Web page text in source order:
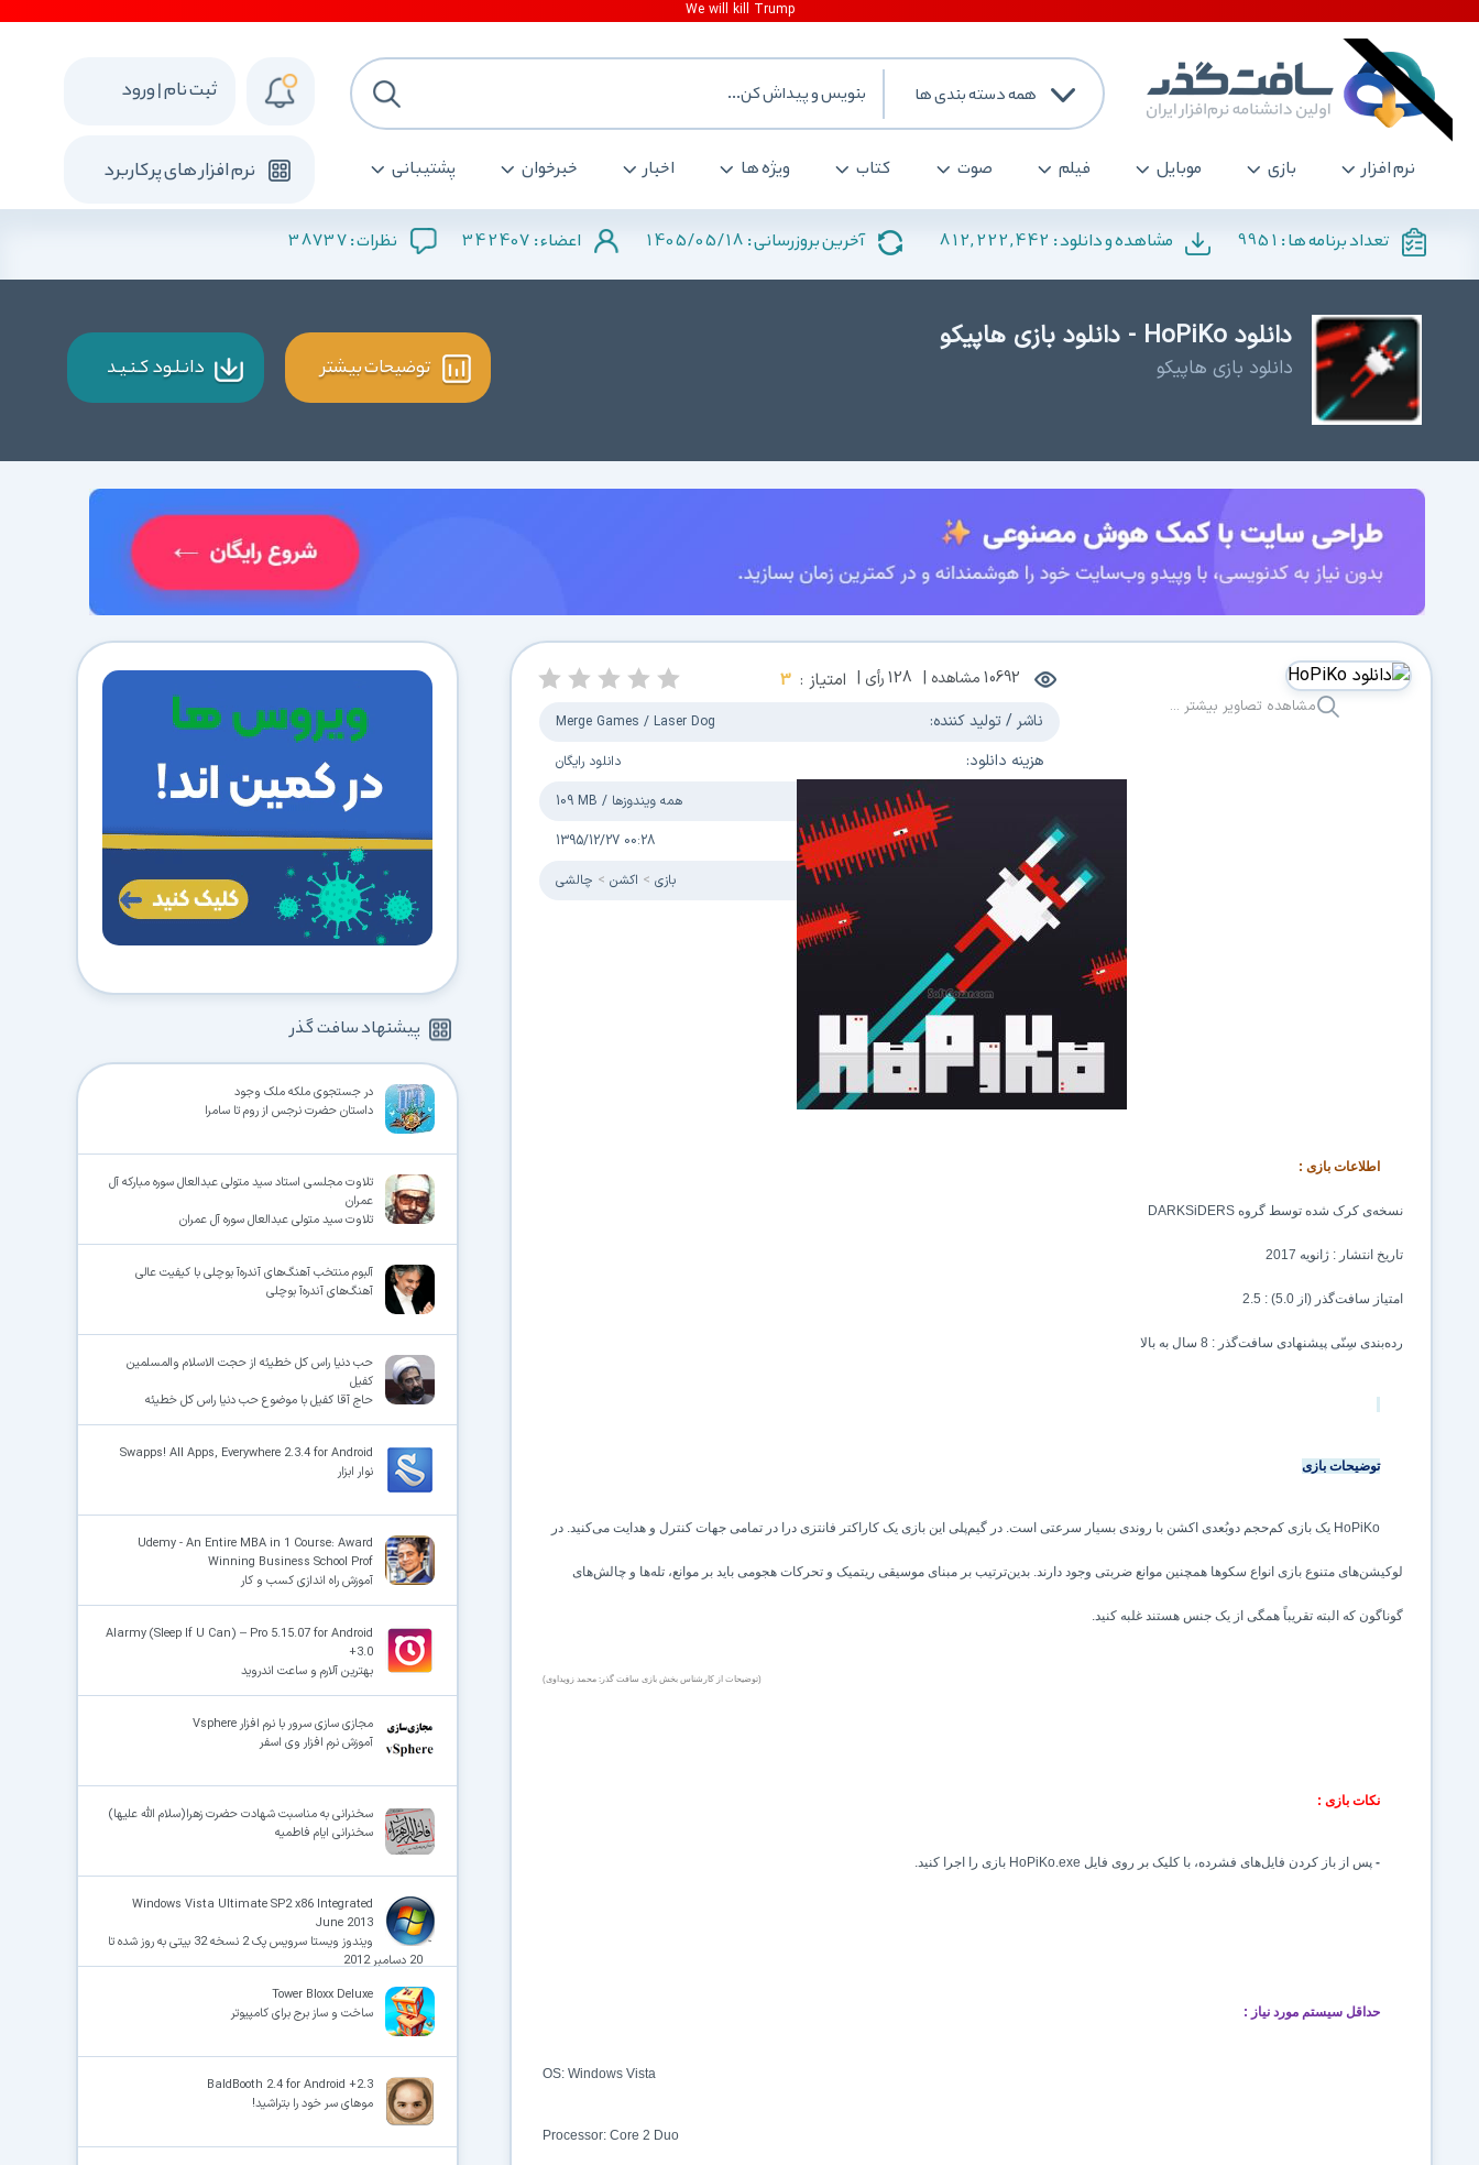
همه دسته بندی ها
نرم افزار بازی موبایل فیلم صوت کتاب ویژه ها اخبار خبرخوان پشتیبانی نرم افزار های پرکاربرد
ثبت نام | ورود
تعداد برنامه ها : 9951 مشاهده و دانلود : 812,222,442 آخرین بروزرسانی : 1405/05/18 اعضاء : 342407 نظرات :38737
دانلود HoPiKo - دانلود بازی هاپیکو
دانلود بازی هاپیکو توضیحات بیشتر دانـلـود کـنـیـد
مشاهده تصاویر بیشتر ...
10692مشاهده | 128رأی | امتیاز : 3
ناشر / تولید کننده: Merge Games / Laser Dog
هزینه دانلود: دانلود رایگان
سیستم عامل / حجم فایل: 109 MB / همه ویندوزها
آخرین بروزرسانی: 1395/12/27 00:28
دسته بندی: بازی اکشن چالشی
اطلاعات بازی :
نسخه‌ی کرک شده توسط گروه DARKSiDERS
تاریخ انتشار : ژانویه 2017
امتیاز سافت‌گذر (از 5.0) : 2.5
رده‌بندی سِنّی پیشنهادی سافت‌گذر : 8 سال به بالا
توضیحات بازی
HoPiKo یک بازی کم‌حجم دوبُعدی اکشن با روندی بسیار سرعتی است. در گیم‌پلی این بازی یک کاراکتر فانتزی درا در تمامی جهات کنترل و هدایت می‌کنید. در
لوکیشن‌های متنوع بازی انواع سکوها همچنین موانع ضربتی وجود دارند. بدین‌ترتیب بر مبنای موسیقی ریتمیک و تحرکات هجومی باید بر موانع، تله‌ها و چالش‌های
گوناگون که البته تقریباً همگی از یک جنس هستند غلبه کنید.
(توضیحات از کارشناس بخش بازی سافت گذر: محمد زویداوی)
نکات بازی :
- پس از باز کردن فایل‌های ‌ فشرده، با کلیک بر روی فایل HoPiKo.exe بازی را اجرا کنید.
حداقل سیستم مورد نیاز :
OS: Windows Vista
Processor: Core 2 Duo
پیشنهاد سافت گذر
در جستجوى ملکه ملک وجود
داستان حضرت نرجس از روم تا سامرا
تلاوت مجلسی استاد سید متولی عبدالعال سوره مبارکه آل
عمران
تلاوت سید متولی عبدالعال سوره آل عمران
آلبوم منتخب آهنگ‌های آندره‌آ بوچلی با کیفیت عالی
آهنگ‌های آندره‌آ بوچلی
حب دنیا راس کل خطیئه از حجت الاسلام والمسلمین
کفیل
حاج آقا کفیل با موضوع حب دنیا راس کل خطیئه
Swapps! All Apps, Everywhere 2.3.4 for Android
نوار ابزار
Udemy - An Entire MBA in 1 Course: Award
Winning Business School Prof
آموزش راه اندازی کسب و کار
Alarmy (Sleep If U Can) – Pro 5.15.07 for Android
+3.0
بهترین آلارم و ساعت اندروید
مجازی سازی سرور با نرم افزار Vsphere
آموزش نرم افزار وی اسفر
سخنرانی به مناسبت شهادت حضرت زهرا(سلام الله علیها)
سخنرانی ایام فاطمیه
Windows Vista Ultimate SP2 x86 Integrated
June 2013
ویندوز ویستا سرویس پک 2 نسخه 32 بیتی به روز شده تا
20 دسامبر 2012
Tower Bloxx Deluxe
ساخت و ساز برج برای کامپیوتر
BaldBooth 2.4 for Android +2.3
موهای سر خود را بتراشید!